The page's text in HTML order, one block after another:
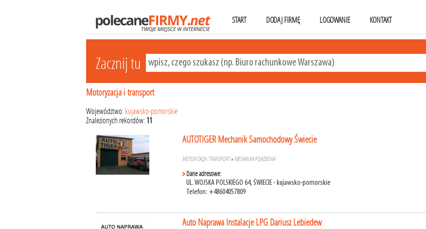
START DODAJ FIRMĘ LOGOWANIE KONTAKT
Zacznij tu
Motoryzacja i transport
Województwo: kujawsko-pomorskie
Znalezionych rekordów: 11
AUTOTIGER Mechanik Samochodowy Świecie
MOTORYZACJA I TRANSPORT»MECHANIKA POJAZDOWA
Dane adresowe:
UL. WOJSKA POLSKIEGO 64, ŚWIECIE - kujawsko-pomorskie
Telefon: +48604057809
Auto Naprawa Instalacje LPG Dariusz Lebiedew